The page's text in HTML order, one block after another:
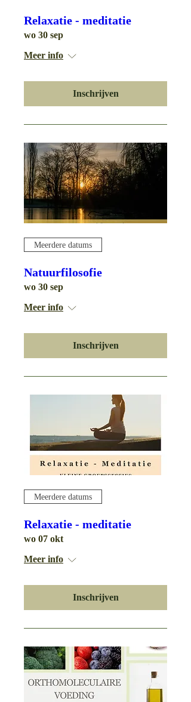
Relaxatie - meditatie
wo 30 sep
Meer info
Inschrijven
Meerdere datums
Natuurfilosofie
wo 30 sep
Meer info
Inschrijven
Meerdere datums
Relaxatie - meditatie
wo 07 okt
Meer info
Inschrijven